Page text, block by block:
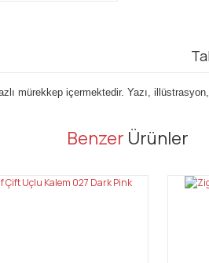
mürekkep içermektedir. Yazı,
yetersiz gördüğünüz noktaları öneri
Benzer Ürünler